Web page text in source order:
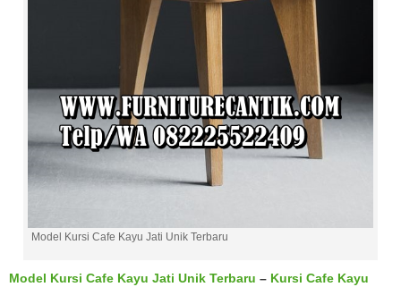
Model Kursi Cafe Kayu Jati Unik Terbaru
Model Kursi Cafe Kayu Jati Unik Terbaru – Kursi Cafe Kayu